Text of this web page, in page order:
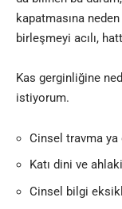
kapatmasına
birleşmeyi acılı,
Kas gerginliğine
istiyorum.
Cinsel travma
Katı dini ve
Cinsel bilgi